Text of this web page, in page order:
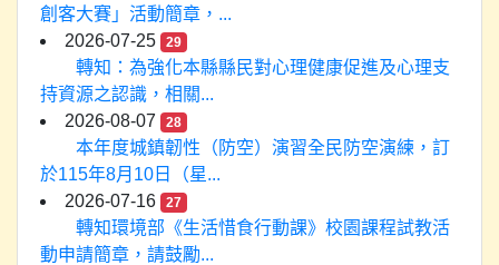
創客大賽」活動簡章，...
2026-07-25
29
轉知：為強化本縣縣民對心理健康促進及心理支
持資源之認識，相關...
2026-08-07
28
本年度城鎮韌性（防空）演習全民防空演練，訂
於115年8月10日（星...
2026-07-16
27
轉知環境部《生活惜食行動課》校園課程試教活
動申請簡章，請鼓勵...